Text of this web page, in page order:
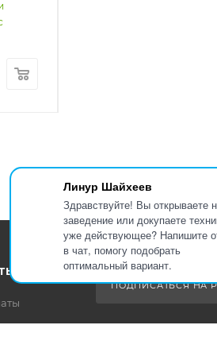
Линур Шайхеев
Здравствуйте! Вы открываете
заведение или докупаете
уже действующее? Напишите
в чат, помогу подобрать
оптимальный вариант.
ПОДПИСАТЬСЯ НА